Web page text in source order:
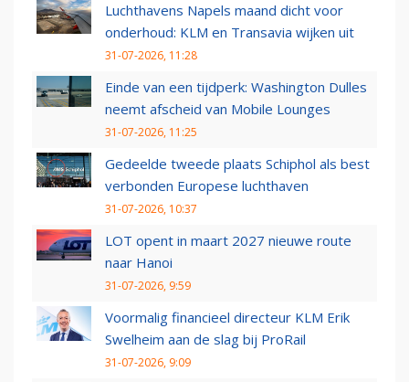
Luchthavens Napels maand dicht voor
onderhoud: KLM en Transavia wijken uit
31-07-2026, 11:28
Einde van een tijdperk: Washington Dulles
neemt afscheid van Mobile Lounges
31-07-2026, 11:25
Gedeelde tweede plaats Schiphol als best
verbonden Europese luchthaven
31-07-2026, 10:37
LOT opent in maart 2027 nieuwe route
naar Hanoi
31-07-2026, 9:59
Voormalig financieel directeur KLM Erik
Swelheim aan de slag bij ProRail
31-07-2026, 9:09